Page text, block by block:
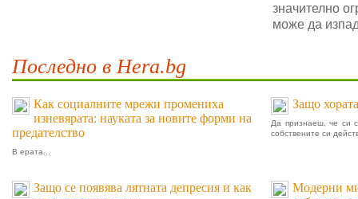
значително
може да
Последно в Hera.bg
Как социалните мрежи промениха
изневярата: науката за новите форми на
предателство
В ерата...
Защо
Да признаеш, че си
собствените си
Защо се появява лятната депресия и как
Модерни